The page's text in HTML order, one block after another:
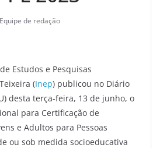
Equipe de redação
Estudos e Pesquisas
(Inep) publicou no Diário
desta terça-feira, 13 de junho, o
para Certificação de
e Adultos para Pessoas
ou sob medida socioeducativa